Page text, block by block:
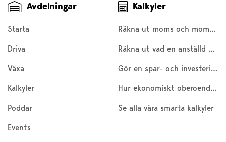
Avdelningar
Starta
Driva
Växa
Kalkyler
Poddar
Events
Kalkyler
Räkna ut moms och moms baklänges
Räkna ut vad en anställd kostar
Gör en spar- och investeringskalkyl
Hur ekonomiskt oberoende är du?
Se alla våra smarta kalkyler